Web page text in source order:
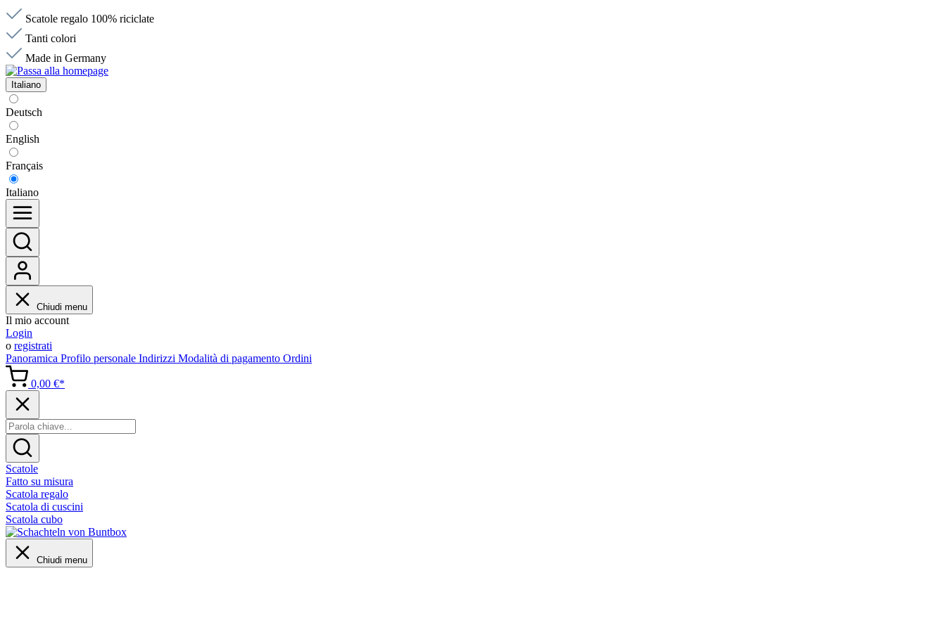
Scatole regalo 100% riciclate
Tanti colori
Made in Germany
Italiano
Deutsch
English
Français
Italiano
Chiudi menu
Il mio account
Login
o registrati
Panoramica Profilo personale Indirizzi Modalità di pagamento Ordini
0,00 €*
Scatole
Fatto su misura
Scatola regalo
Scatola di cuscini
Scatola cubo
Chiudi menu